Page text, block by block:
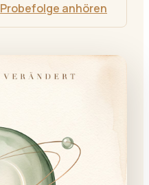
Probefolge anhören